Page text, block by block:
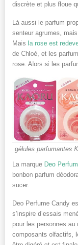
discrète et plus floue
Là aussi le parfum
senteur agrumes,
Mais la rose est
de Chloé, et les
rose. Alors si les
gélules parfumantes
La marque Deo
bonbon parfum
sucer.
Deo Perfume Candy
s’inspire d’essais
pour les personnes au
composants olfactifs,